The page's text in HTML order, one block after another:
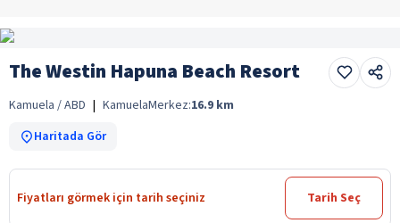
The Westin Hapuna Beach Resort
Kamuela / ABD | KamuelaMerkez:16.9 km
Haritada Gör
Fiyatları görmek için tarih seçiniz Tarih Seç